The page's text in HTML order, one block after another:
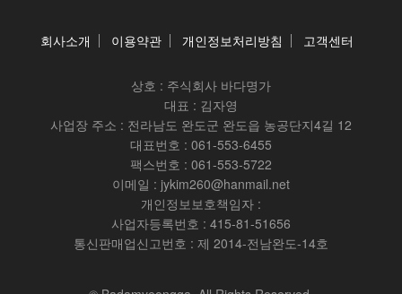
회사소개 이용약관 개인정보처리방침 고객센터
상호 : 주식회사 바다명가
대표 : 김자영
사업장 주소 : 전라남도 완도군 완도읍 농공단지4길 12
대표번호 : 061-553-6455
팩스번호 : 061-553-5722
이메일 : jykim260@hanmail.net
개인정보보호책임자 :
사업자등록번호 : 415-81-51656
통신판매업신고번호 : 제 2014-전남완도-14호